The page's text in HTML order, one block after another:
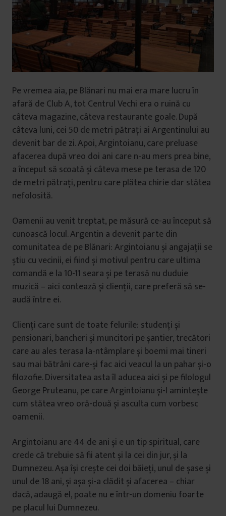
Pe vremea aia, pe Blănari nu mai era mare lucru în
afară de Club A, tot Centrul Vechi era o ruină cu
câteva magazine, câteva restaurante goale. După
câteva luni, cei 50 de metri pătrați ai Argentinului au
devenit bar de zi. Apoi, Argintoianu, care preluase
afacerea după vreo doi ani care n-au mers prea bine,
a început să scoată și câteva mese pe terasa de 120
de metri pătrați, pentru care plătea chirie dar stătea
nefolosită.
Oamenii au venit treptat, pe măsură ce-au început să
cunoască locul. Argentin a devenit parte din
comunitatea de pe Blănari: Argintoianu și angajații se
știu cu vecinii, ei fiind și motivul pentru care ultima
comandă e la 10-11 seara și pe terasă nu duduie
muzică – aici contează și clienții, care preferă să se-
audă între ei.
Clienți care sunt de toate felurile: studenți și
pensionari, bancheri și muncitori pe șantier, trecători
care au ales terasa la-ntâmplare și boemi mai tineri
sau mai bătrâni care-și fac aici veacul la un pahar și-o
filozofie. Diversitatea asta îl aducea aici și pe filologul
George Pruteanu, pe care Argintoianu și-l amintește
cum stătea vreo oră-două și asculta cum vorbesc
oamenii.
Argintoianu are 44 de ani și e un tip spiritual, care
crede că trebuie să fii atent și la cei din jur, și la
Dumnezeu. Așa își crește cei doi băieți, unul de șase și
unul de 18 ani, și așa și-a clădit și afacerea – chiar
dacă, adaugă el, poate nu e într-un domeniu foarte
pe placul lui Dumnezeu.